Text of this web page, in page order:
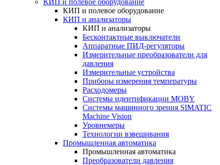
КИП и полевое оборудование
КИП и полевое оборудование
КИП и анализаторы
КИП и анализаторы
Бесконтактные выключатели
Аппаратные ПИД-регуляторы
Измерительные преобразователи для
давления
Измерительные устройства
Приборы измерения температуры
Расходомеры
Системы идентификации MOBY
Системы машинного зрения SIMATIC
Machine Vision
Уровнемеры
Технологии взвешивания
Промышленная автоматика
Промышленная автоматика
Преобразователи давления